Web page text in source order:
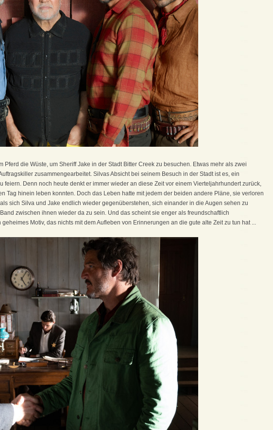
Pferd die Wüste, um Sheriff Jake in der Stadt Bitter Creek zu besuchen. Etwas mehr als zwei
zusammengearbeitet. Silvas Absicht bei seinem Besuch in der Stadt ist es, ein
feiern. Denn noch heute denkt er immer wieder an diese Zeit vor einem Vierteljahrhundert zurück,
Tag hinein leben konnten. Doch das Leben hatte mit jedem der beiden andere Pläne, sie verloren
sich Silva und Jake endlich wieder gegenüberstehen, sich einander in die Augen sehen zu
zwischen ihnen wieder da zu sein. Und das scheint sie enger als freundschaftlich
Motiv, das nichts mit dem Aufleben von Erinnerungen an die gute alte Zeit zu tun hat ...